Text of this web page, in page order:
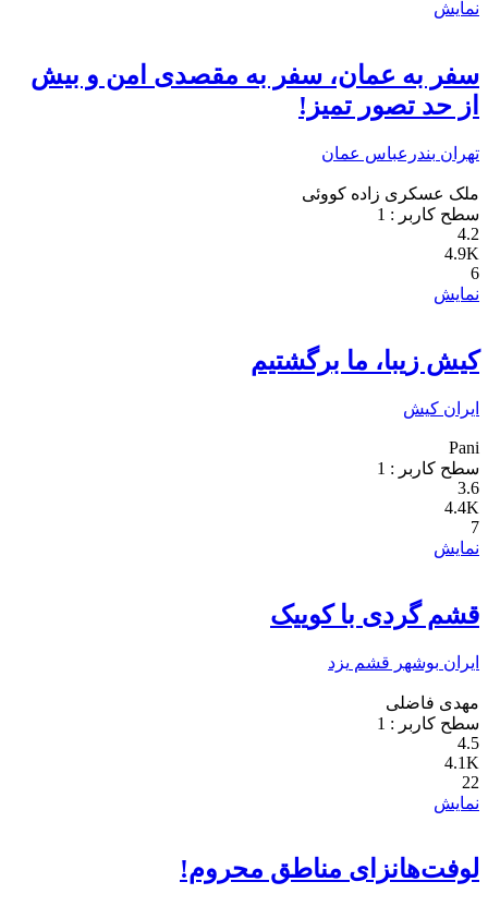
نمایش
سفر به عمان، سفر به مقصدی امن و بیش
از حد تصور تمیز!
تهران بندرعباس عمان
ملک عسکری زاده کووئی
سطح کاربر : 1
4.2
4.9K
6
نمایش
کیش زیبا، ما برگشتیم
ایران کیش
Pani
سطح کاربر : 1
3.6
4.4K
7
نمایش
قشم گردی با کوییک
ایران بوشهر قشم یزد
مهدی فاضلی
سطح کاربر : 1
4.5
4.1K
22
نمایش
لوفت‌هانزای مناطق محروم!